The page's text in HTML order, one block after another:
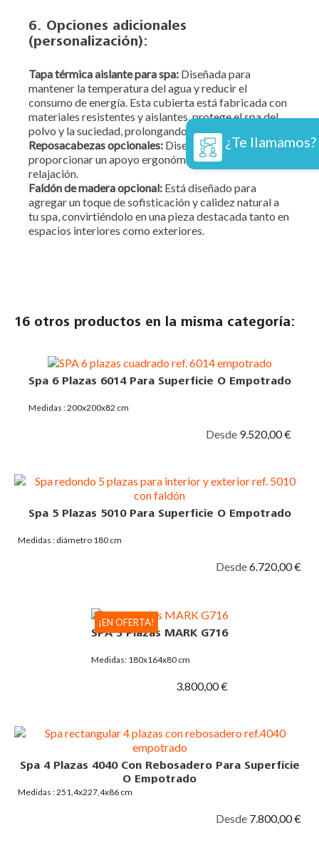
6. Opciones adicionales
(personalización):
Tapa térmica aislante para spa: Diseñada para
mantener la temperatura del agua y reducir el
consumo de energía. Esta cubierta está fabricada con
materiales resistentes y aislantes, protege el spa del
polvo y la suciedad, prolongando su vida útil.
Reposacabezas opcionales: Diseñado para
proporcionar un apoyo ergonómico y maximizar la
relajación.
Faldón de madera opcional: Está diseñado para
agregar un toque de sofisticación y calidez natural a
tu spa, convirtiéndolo en una pieza destacada tanto en
espacios interiores como exteriores.
16 otros productos en la misma categoría:
Spa 6 Plazas 6014 Para Superficie O Empotrado
Medidas : 200x200x82 cm
Desde 9.520,00 €
Spa 5 Plazas 5010 Para Superficie O Empotrado
Medidas : diámetro 180 cm
Desde6.720,00 €
¡EN OFERTA!
SPA 3 Plazas MARK G716
Medidas: 180x164x80 cm
3.800,00 €
Spa 4 Plazas 4040 Con Rebosadero Para Superficie
O Empotrado
Medidas : 251,4x227,4x86 cm
Desde 7.800,00 €
¿Te llamamos?